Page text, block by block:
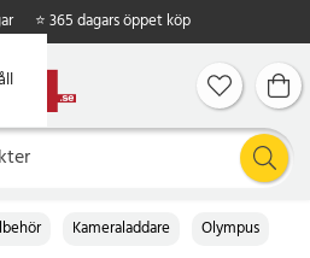
⭐ 365 dagars öppet köp
Kameraladdare Olympus